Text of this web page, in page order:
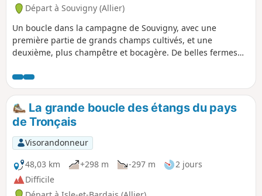
Départ à Souvigny (Allier)
Un boucle dans la campagne de Souvigny, avec une
première partie de grands champs cultivés, et une
deuxième, plus champêtre et bocagère. De belles fermes
beau village de Souvigny.
La grande boucle des étangs du pays
de Tronçais
Visorandonneur
48,03 km
+298 m -297 m
2 jours
Difficile